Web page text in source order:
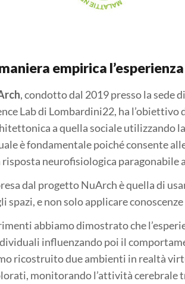
empirica
, condotto dal 2019 presso la sede
Lab di Lombardini22, ha
a quella sociale utilizzando
è fondamentale poiché consente
neurofisiologica paragonabile
dal progetto NuArch è quella di
spazi, e non solo applicare
abbiamo dimostrato che
influenzando poi il
ricostruito due ambienti in realtà
monitorando l’attività cerebrale